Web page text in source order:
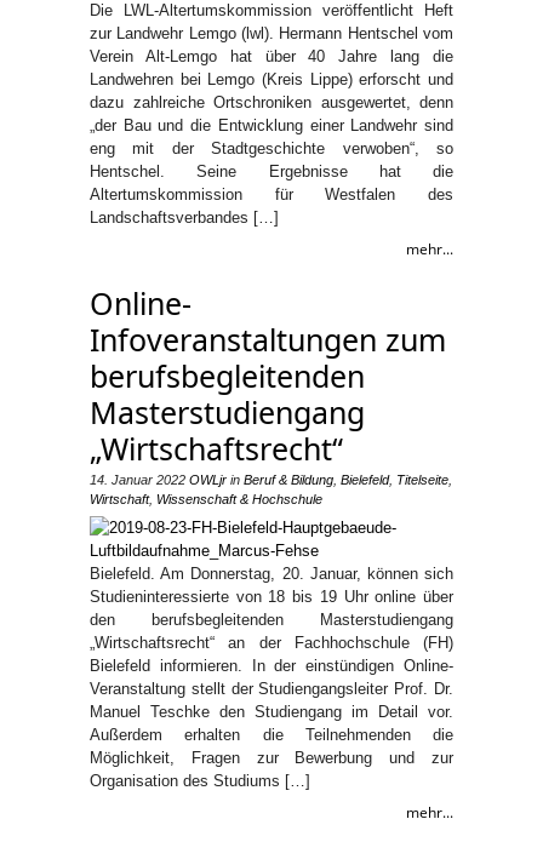
Die LWL-Altertumskommission veröffentlicht Heft
zur Landwehr Lemgo (lwl). Hermann Hentschel vom
Verein Alt-Lemgo hat über 40 Jahre lang die
Landwehren bei Lemgo (Kreis Lippe) erforscht und
dazu zahlreiche Ortschroniken ausgewertet, denn
„der Bau und die Entwicklung einer Landwehr sind
eng mit der Stadtgeschichte verwoben“, so
Hentschel. Seine Ergebnisse hat die
Altertumskommission für Westfalen des
Landschaftsverbandes […]
mehr...
Online-
Infoveranstaltungen zum
berufsbegleitenden
Masterstudiengang
„Wirtschaftsrecht“
14. Januar 2022 OWLjr in Beruf & Bildung Bielefeld, Titelseite
Wirtschaft, Wissenschaft & Hochschule
Bielefeld. Am Donnerstag, 20. Januar, können sich
Studieninteressierte von 18 bis 19 Uhr online über
den berufsbegleitenden Masterstudiengang
„Wirtschaftsrecht“ an der Fachhochschule (FH)
Bielefeld informieren. In der einstündigen Online-
Veranstaltung stellt der Studiengangsleiter Prof. Dr.
Manuel Teschke den Studiengang im Detail vor.
Außerdem erhalten die Teilnehmenden die
Möglichkeit, Fragen zur Bewerbung und zur
Organisation des Studiums […]
mehr...